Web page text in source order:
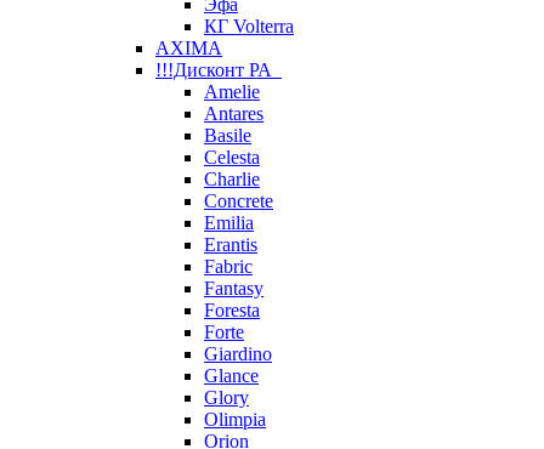
Эфа
КГ Volterra
AXIMA
!!!Дисконт РА
Amelie
Antares
Basile
Celesta
Charlie
Concrete
Emilia
Erantis
Fabric
Fantasy
Foresta
Forte
Giardino
Glance
Glory
Olimpia
Orion